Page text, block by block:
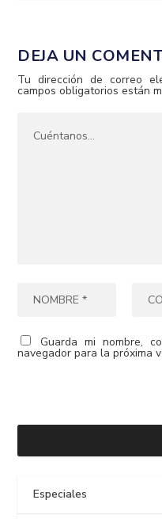
DEJA UN
Tu dirección de correo
campos obligatorios están
Guarda mi nombre,
navegador para la próxima
Especiales